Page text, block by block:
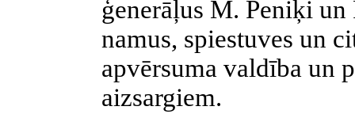
ģenerāļus M. Peniķi
namus, spiestuves un
apvērsuma valdība un
aizsargiem.